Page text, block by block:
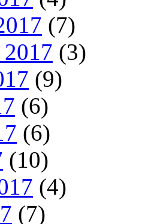
(7)
(3)
(9)
(6)
(6)
(10)
(4)
(7)